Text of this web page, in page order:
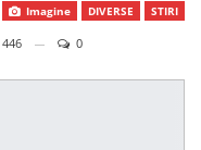
Imagine DIVERSE STIRI
446 0